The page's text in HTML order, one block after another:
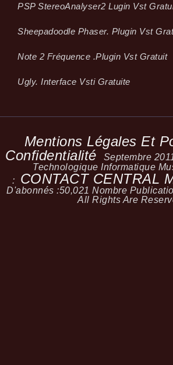
PSP StereoAnalyser2 Lugin Vst
Sheepadoodle Phaser. Plugin Vst
Note 2 Fréquence .plugin Vst Gratuit
Ugly. Interface Vsti Gratuite
Mentions Légales Et
Confidentialité
Septembre
Technologique Informatique
: CONTACT CENTRAL
D'abonnés :50,021 Nombre
All Rights Are